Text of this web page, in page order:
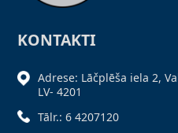
KONTAKTI
Adrese: Lāčplēša iela 2,
LV- 4201
Tālr.: 6 4207120